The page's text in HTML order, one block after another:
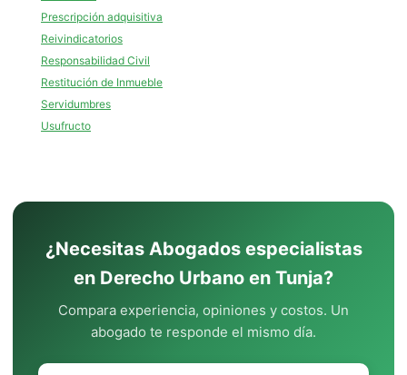
Prescripción adquisitiva
Reivindicatorios
Responsabilidad Civil
Restitución de Inmueble
Servidumbres
Usufructo
¿Necesitas Abogados especialistas
en Derecho Urbano en Tunja?
Compara experiencia, opiniones y costos. Un
abogado te responde el mismo día.